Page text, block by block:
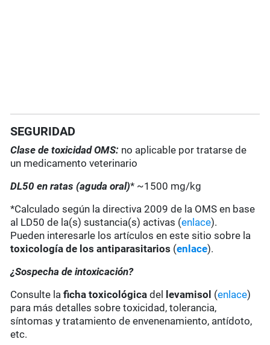
SEGURIDAD
Clase de toxicidad OMS: no aplicable por tratarse de
un medicamento veterinario
DL50 en ratas (aguda oral)* ~1500 mg/kg
*Calculado según la directiva 2009 de la OMS en base
al LD50 de la(s) sustancia(s) activas (enlace).
Pueden interesarle los artículos en este sitio sobre la
toxicología de los antiparasitarios (enlace).
¿Sospecha de intoxicación?
Consulte laficha toxicológica del levamisol (enlace)
para más detalles sobre toxicidad, tolerancia,
síntomas y tratamiento de envenenamiento, antídoto,
etc.